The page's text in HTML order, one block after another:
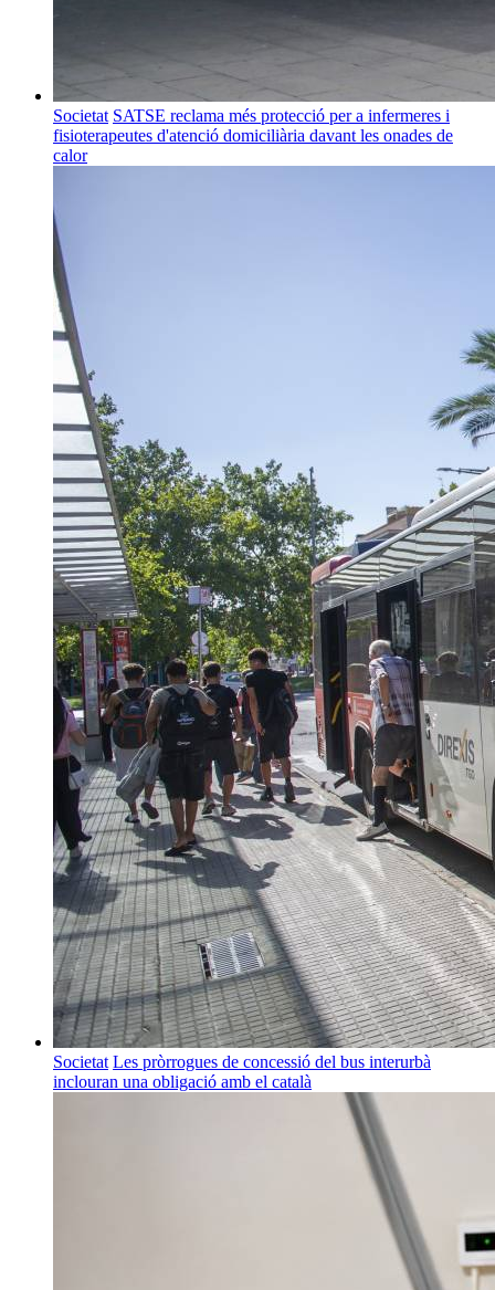
Societat SATSE reclama més protecció per a infermeres i
fisioterapeutes d'atenció domiciliària davant les onades de
calor
Societat Les pròrrogues de concessió del bus interurbà
inclouran una obligació amb el català